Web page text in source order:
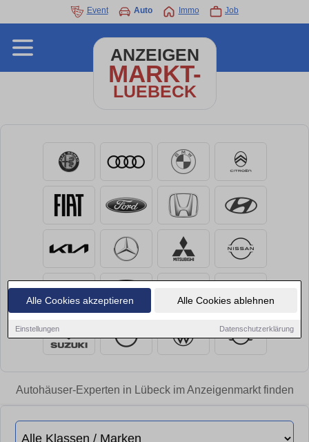
Alle Cookies akzeptieren Alle Cookies ablehnen
Einstellungen Datenschutzerklärung
Event Auto Immo Job
ANZEIGEN
MARKT-
LUEBECK
Autohäuser-Experten in Lübeck im Anzeigenmarkt finden